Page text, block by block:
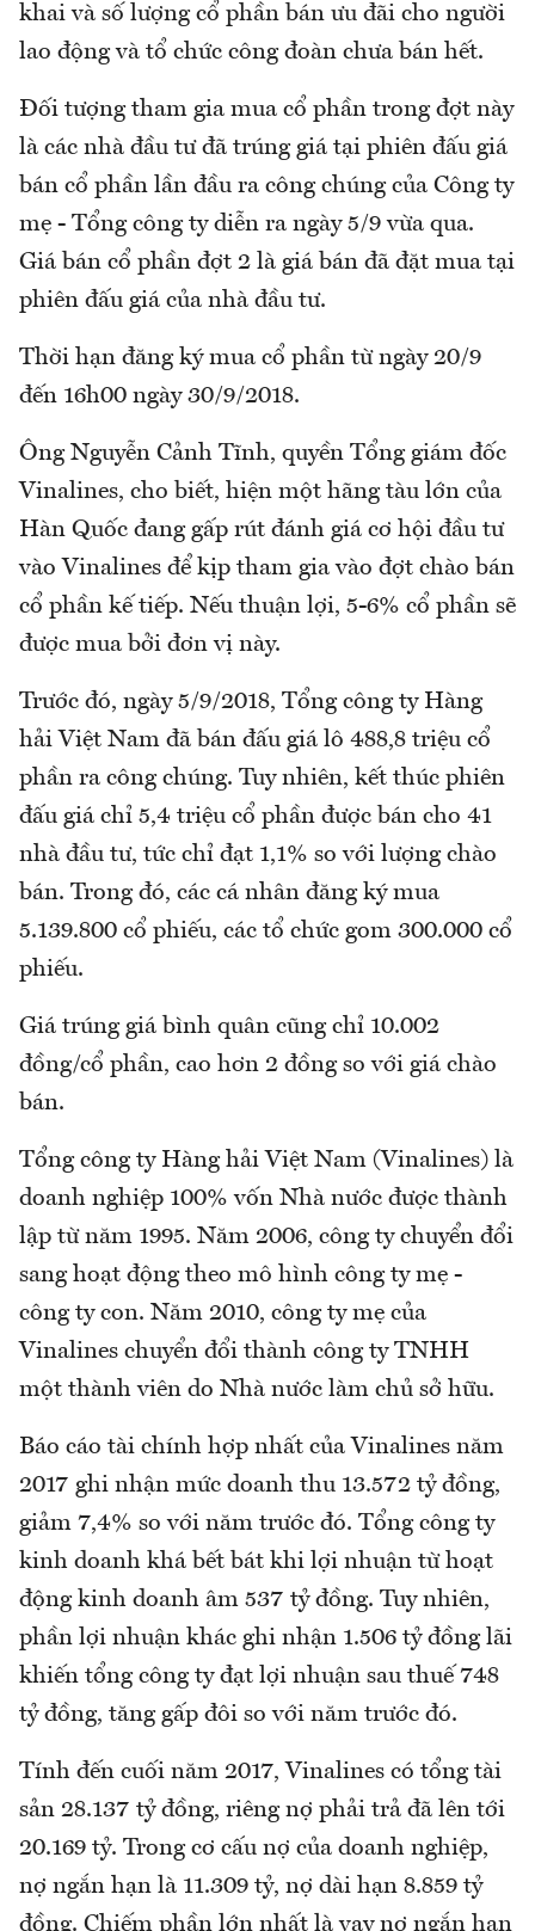
khai và số lượng cổ phần bán ưu đãi cho người
lao động và tổ chức công đoàn chưa bán hết.
Đối tượng tham gia mua cổ phần trong đợt này
là các nhà đầu tư đã trúng giá tại phiên đấu giá
bán cổ phần lần đầu ra công chúng của Công ty
mẹ - Tổng công ty diễn ra ngày 5/9 vừa qua.
Giá bán cổ phần đợt 2 là giá bán đã đặt mua tại
phiên đấu giá của nhà đầu tư.
Thời hạn đăng ký mua cổ phần từ ngày 20/9
đến 16h00 ngày 30/9/2018.
Ông Nguyễn Cảnh Tĩnh, quyền Tổng giám đốc
Vinalines, cho biết, hiện một hãng tàu lớn của
Hàn Quốc đang gấp rút đánh giá cơ hội đầu tư
vào Vinalines để kịp tham gia vào đợt chào bán
cổ phần kế tiếp. Nếu thuận lợi, 5-6% cổ phần sẽ
được mua bởi đơn vị này.
Trước đó, ngày 5/9/2018, Tổng công ty Hàng
hải Việt Nam đã bán đấu giá lô 488,8 triệu cổ
phần ra công chúng. Tuy nhiên, kết thúc phiên
đấu giá chỉ 5,4 triệu cổ phần được bán cho 41
nhà đầu tư, tức chỉ đạt 1,1% so với lượng chào
bán. Trong đó, các cá nhân đăng ký mua
5.139.800 cổ phiếu, các tổ chức gom 300.000 cổ
phiếu.
Giá trúng giá bình quân cũng chỉ 10.002
đồng/cổ phần, cao hơn 2 đồng so với giá chào
bán.
Tổng công ty Hàng hải Việt Nam (Vinalines) là
doanh nghiệp 100% vốn Nhà nước được thành
lập từ năm 1995. Năm 2006, công ty chuyển đổi
sang hoạt động theo mô hình công ty mẹ -
công ty con. Năm 2010, công ty mẹ của
Vinalines chuyển đổi thành công ty TNHH
một thành viên do Nhà nước làm chủ sở hữu.
Báo cáo tài chính hợp nhất của Vinalines năm
2017 ghi nhận mức doanh thu 13.572 tỷ đồng,
giảm 7,4% so với năm trước đó. Tổng công ty
kinh doanh khá bết bát khi lợi nhuận từ hoạt
động kinh doanh âm 537 tỷ đồng. Tuy nhiên,
phần lợi nhuận khác ghi nhận 1.506 tỷ đồng lãi
khiến tổng công ty đạt lợi nhuận sau thuế 748
tỷ đồng, tăng gấp đôi so với năm trước đó.
Tính đến cuối năm 2017, Vinalines có tổng tài
sản 28.137 tỷ đồng, riêng nợ phải trả đã lên tới
20.169 tỷ. Trong cơ cấu nợ của doanh nghiệp,
nợ ngắn hạn là 11.309 tỷ, nợ dài hạn 8.859 tỷ
đồng. Chiếm phần lớn nhất là vay nợ ngắn hạn